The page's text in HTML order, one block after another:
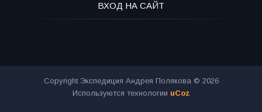
ВХОД НА САЙТ
Copyright Экспедиция Андрея Полякова © 2026
Используются технологии uCoz